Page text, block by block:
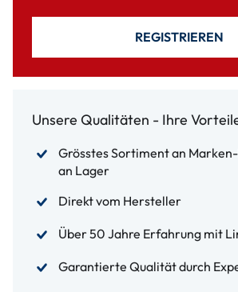
REGISTRIEREN
Unsere Qualitäten - Ihre
Grösstes Sortiment an
an Lager
Direkt vom Hersteller
Über 50 Jahre Erfahrung mit
Garantierte Qualität durch